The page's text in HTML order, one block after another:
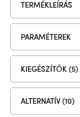
TERMÉKLEÍRÁS
PARAMÉTEREK
KIEGÉSZÍTŐK (5)
ALTERNATÍV (10)